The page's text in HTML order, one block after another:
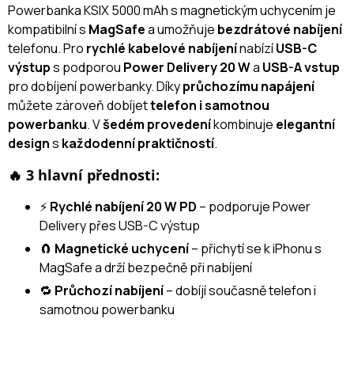
Powerbanka KSIX 5000 mAh s magnetickým uchycením je
kompatibilní s MagSafea umožňuje bezdrátové nabíjení
telefonu. Pro rychlé kabelové nabíjenínabízíUSB-C
výstups podporou Power Delivery 20 Wa USB-A vstup
pro dobíjení powerbanky. Díkyprůchozímu napájení
můžete zároveň dobíjettelefon i samotnou
powerbanku. Všedém provedeníkombinuje elegantní
designs každodenní praktičností.
🔥 3 hlavní přednosti:
⚡Rychlé nabíjení 20 W PD – podporuje Power
Delivery přes USB-C výstup
🧲 Magnetické uchycení– přichytí se k iPhonu s
MagSafe a drží bezpečně při nabíjení
🔁 Průchozí nabíjení– dobíjí současně telefon i
samotnou powerbanku